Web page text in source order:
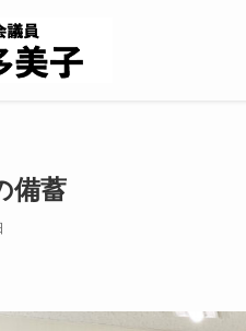
備蓄